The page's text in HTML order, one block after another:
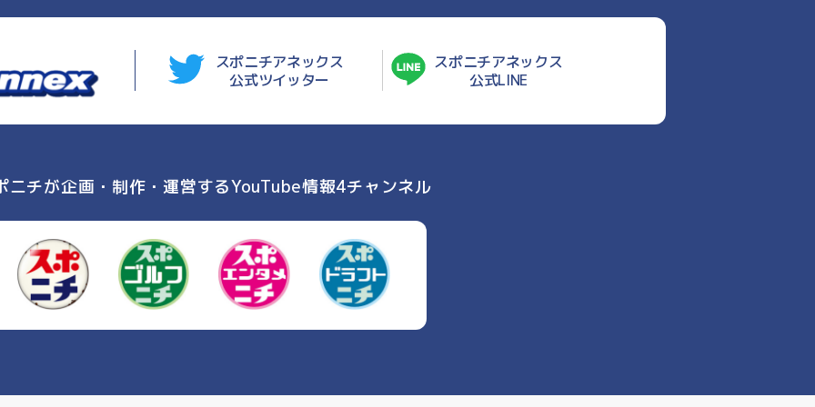
スポニチアネックス
公式ツイッター
スポニチアネックス
公式LINE
ニチが企画・制作・運営するYouTube情報4チャンネル